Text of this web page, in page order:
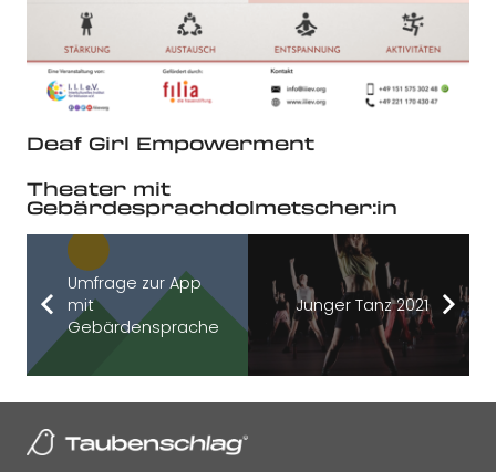
Deaf Girl Empowerment
Theater mit
Gebärdesprachdolmetscher:in
Umfrage zur App
mit
Gebärdensprache
Junger Tanz 2021